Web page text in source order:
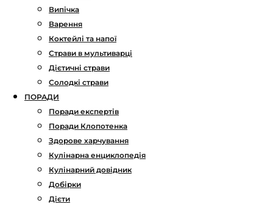
Випічка
Варення
Коктейлі та напої
Страви в мультиварці
Дієтичні страви
Солодкі страви
ПОРАДИ
Поради експертів
Поради Клопотенка
Здорове харчування
Кулінарна енциклопедія
Кулінарний довідник
Добірки
Дієти